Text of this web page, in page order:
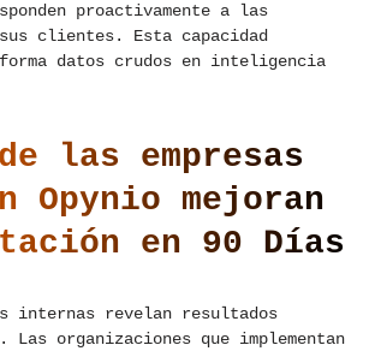
proactivamente a las
sus clientes. Esta capacidad
datos crudos en inteligencia
las empresas
Opynio mejoran
en 90 Días
internas revelan resultados
organizaciones que implementan